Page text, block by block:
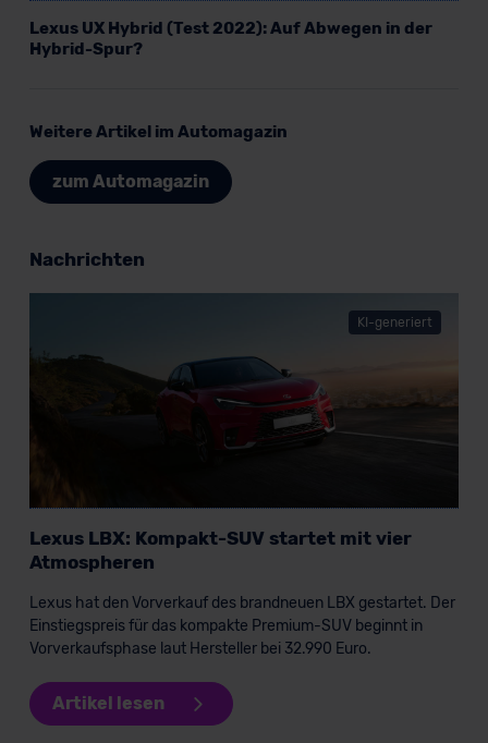
Lexus UX Hybrid (Test 2022): Auf Abwegen in der
Hybrid-Spur?
Weitere Artikel im Automagazin
zum Automagazin
Nachrichten
KI-generiert
Lexus LBX: Kompakt-SUV startet mit vier
Atmospheren
Lexus hat den Vorverkauf des brandneuen LBX gestartet. Der
Einstiegspreis für das kompakte Premium-SUV beginnt in
Vorverkaufsphase laut Hersteller bei 32.990 Euro.
Artikel lesen